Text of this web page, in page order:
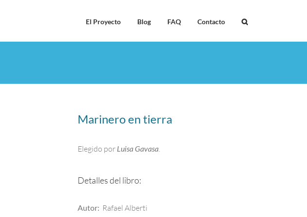
El Proyecto Blog FAQ Contacto
Marinero en tierra
Elegido por Luisa Gavasa.
Detalles del libro:
Autor: Rafael Alberti